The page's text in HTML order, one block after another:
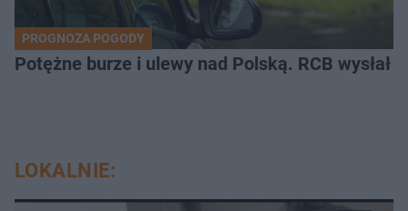
PROGNOZA POGODY
Potężne burze i ulewy nad Polską. RCB
LOKALNIE: